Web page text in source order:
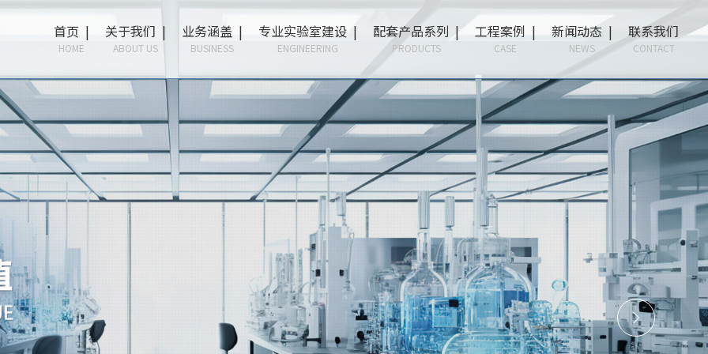
首页 |
HOME
关于我们 |
ABOUT US
业务涵盖 |
BUSINESS
专业实验室建设 |
ENGINEERING
配套产品系列 |
PRODUCTS
工程案例 |
CASE
新闻动态 |
NEWS
联系我们
CONTACT
